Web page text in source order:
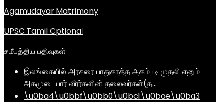
Agamudayar Matrimony
UPSC Tamil Optional
சமீபத்திய பதிவுகள்
இலங்கையில் அரசரை பாதுகாத்த அகம்படி முதலி எனும்
அகமுடையார் வீரர்களின் தலைவர்கள்(த…
\u0ba4\u0bbf\u0bb0\u0bc1\u0bae\u0ba3